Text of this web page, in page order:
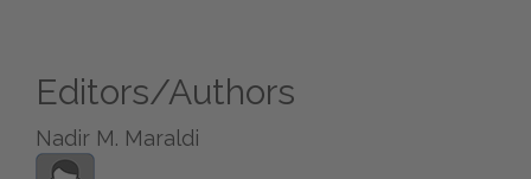
Editors/Authors
Nadir M. Maraldi